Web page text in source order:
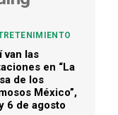
van las
en “La
de los
México”,
6 de agosto